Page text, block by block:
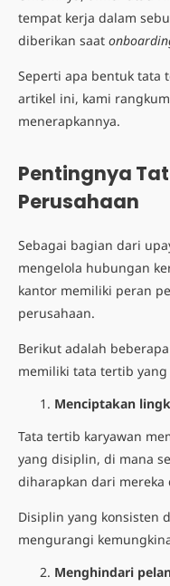
tempat kerja dalam
diberikan saat
Seperti apa bentuk tata
artikel ini, kami
menerapkannya.
Pentingnya
Perusahaan
Sebagai bagian dari
mengelola hubungan
kantor memiliki peran
perusahaan.
Berikut adalah
memiliki tata tertib yang
Menciptakan
Tata tertib karyawan
yang disiplin, di mana
diharapkan dari
Disiplin yang konsisten
mengurangi
Menghindari